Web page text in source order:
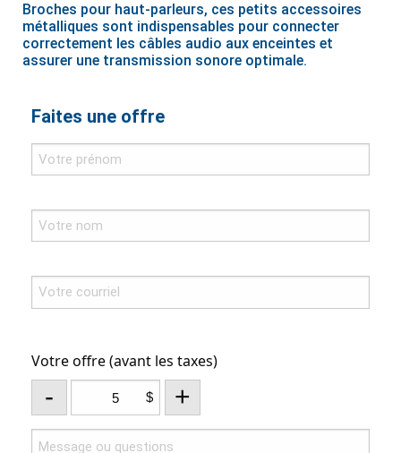
Broches pour haut-parleurs, ces petits accessoires
métalliques sont indispensables pour connecter
correctement les câbles audio aux enceintes et
assurer une transmission sonore optimale.
Faites une offre
Votre offre (avant les taxes)
- $ +